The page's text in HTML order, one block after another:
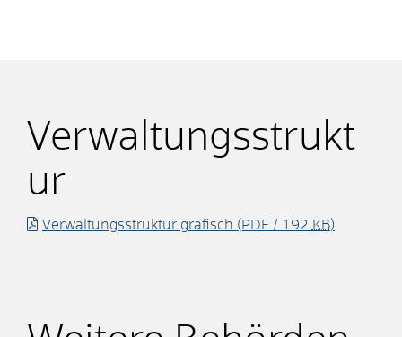
Verwaltungsstrukt
ur
Verwaltungsstruktur grafisch (PDF / 192 KB)